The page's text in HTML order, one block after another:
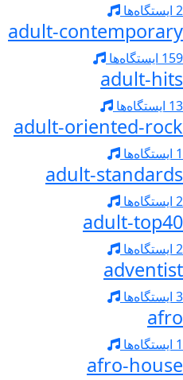
2 ایستگاه‌ها
adult-contemporary
159 ایستگاه‌ها
adult-hits
13 ایستگاه‌ها
adult-oriented-rock
1 ایستگاه‌ها
adult-standards
2 ایستگاه‌ها
adult-top40
2 ایستگاه‌ها
adventist
3 ایستگاه‌ها
afro
1 ایستگاه‌ها
afro-house